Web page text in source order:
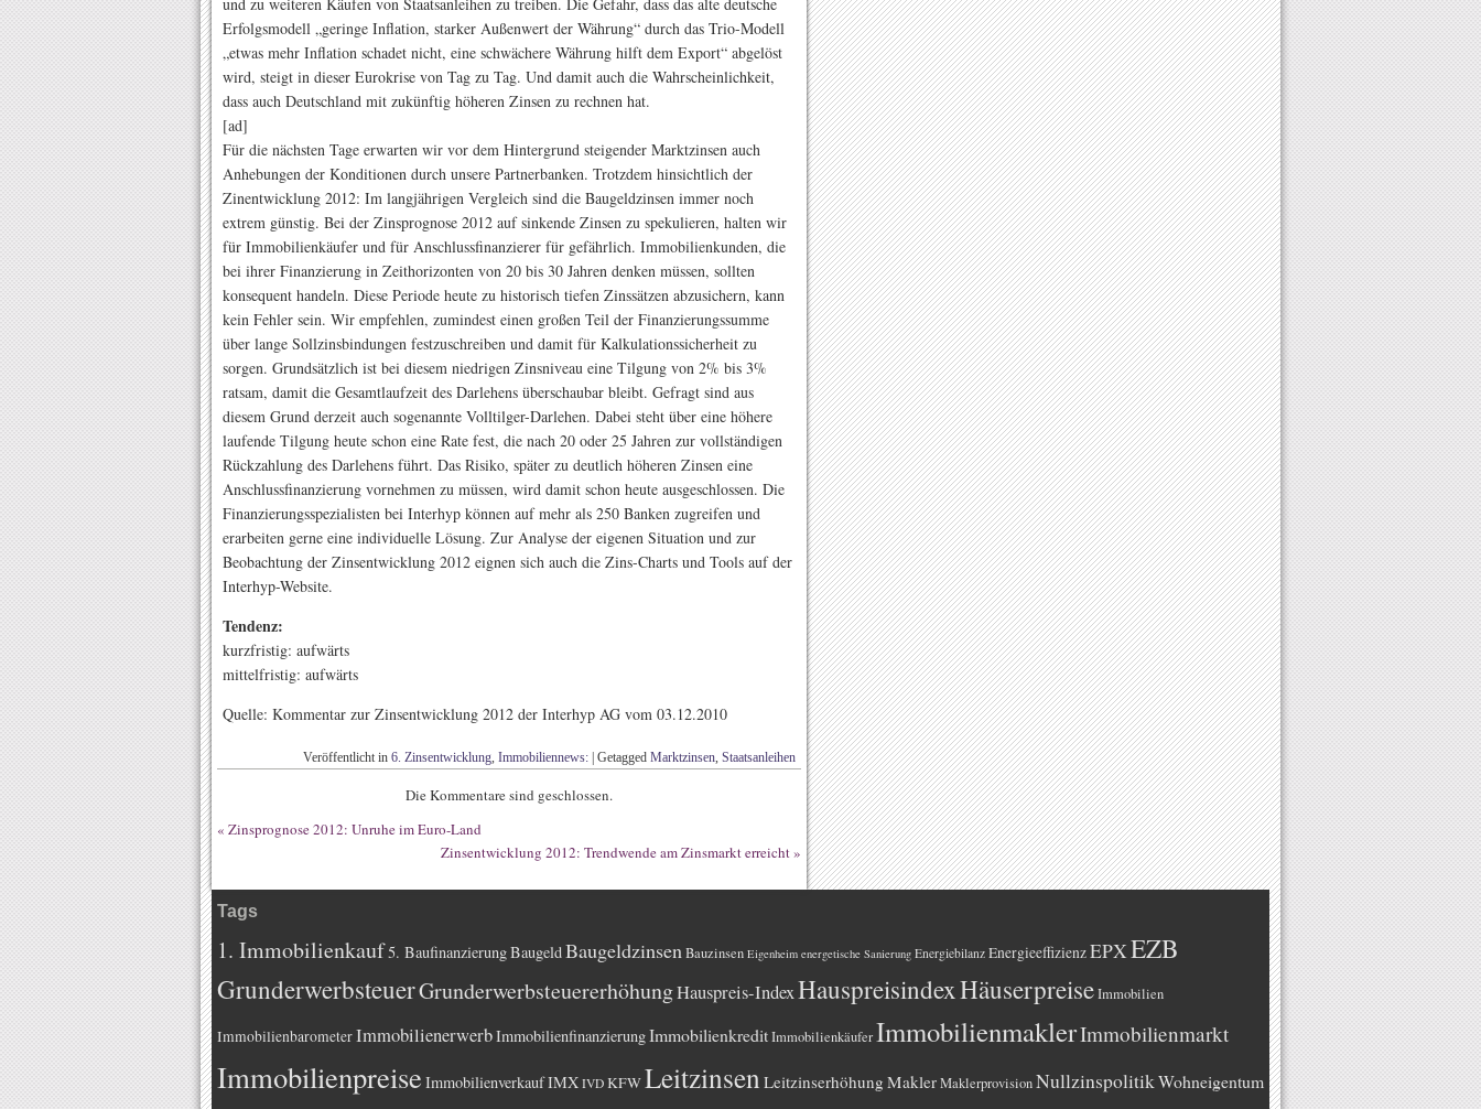
Erfolgsmodell „geringe Inflation, starker Außenwert der Währung“ durch das Trio-Modell
„etwas mehr Inflation schadet nicht, eine schwächere Währung hilft dem Export“ abgelöst
wird, steigt in dieser Eurokrise von Tag zu Tag. Und damit auch die Wahrscheinlichkeit,
dass auch Deutschland mit zukünftig höheren Zinsen zu rechnen hat.
[ad]
Für die nächsten Tage erwarten wir vor dem Hintergrund steigender Marktzinsen auch
Anhebungen der Konditionen durch unsere Partnerbanken. Trotzdem hinsichtlich der
Zinentwicklung 2012: Im langjährigen Vergleich sind die Baugeldzinsen immer noch
extrem günstig. Bei der Zinsprognose 2012 auf sinkende Zinsen zu spekulieren, halten wir
für Immobilienkäufer und für Anschlussfinanzierer für gefährlich. Immobilienkunden, die
bei ihrer Finanzierung in Zeithorizonten von 20 bis 30 Jahren denken müssen, sollten
konsequent handeln. Diese Periode heute zu historisch tiefen Zinssätzen abzusichern, kann
kein Fehler sein. Wir empfehlen, zumindest einen großen Teil der Finanzierungssumme
über lange Sollzinsbindungen festzuschreiben und damit für Kalkulationssicherheit zu
sorgen. Grundsätzlich ist bei diesem niedrigen Zinsniveau eine Tilgung von 2% bis 3%
ratsam, damit die Gesamtlaufzeit des Darlehens überschaubar bleibt. Gefragt sind aus
diesem Grund derzeit auch sogenannte Volltilger-Darlehen. Dabei steht über eine höhere
laufende Tilgung heute schon eine Rate fest, die nach 20 oder 25 Jahren zur vollständigen
Rückzahlung des Darlehens führt. Das Risiko, später zu deutlich höheren Zinsen eine
Anschlussfinanzierung vornehmen zu müssen, wird damit schon heute ausgeschlossen. Die
Finanzierungsspezialisten bei Interhyp können auf mehr als 250 Banken zugreifen und
erarbeiten gerne eine individuelle Lösung. Zur Analyse der eigenen Situation und zur
Beobachtung der Zinsentwicklung 2012 eignen sich auch die Zins-Charts und Tools auf der
Interhyp-Website.
Tendenz:
kurzfristig: aufwärts
mittelfristig: aufwärts
Quelle: Kommentar zur Zinsentwicklung 2012 der Interhyp AG vom 03.12.2010
Veröffentlicht in 6. Zinsentwicklung, Immobiliennews: Getagged Marktzinsen, Staatsanleihen
Die Kommentare sind geschlossen.
« Zinsprognose 2012: Unruhe im Euro-Land
Zinsentwicklung 2012: Trendwende am Zinsmarkt erreicht»
Tags
1. Immobilienkauf5. BaufinanzierungBaugeldBaugeldzinsenBauzinsen Eigenheim energetische Sanierung Energiebilanz EnergieeffizienzEPXEZB
GrunderwerbsteuerGrunderwerbsteuererhöhungHauspreis-IndexHauspreisindexHäuserpreiseImmobilien
ImmobilienbarometerImmobilienerwerbImmobilienfinanzierungImmobilienkreditImmobilienkäuferImmobilienmaklerImmobilienmarkt
Immobilienpreise ImmobilienverkaufIMX IVD KFWLeitzinsen Leitzinserhöhung MaklerMaklerprovisionNullzinspolitikWohneigentum